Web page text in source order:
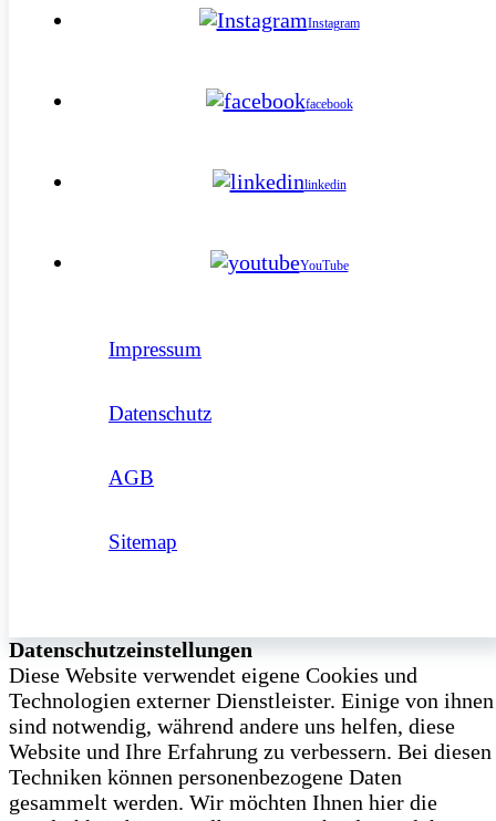
Instagram
facebook
linkedin
YouTube
Impressum
Datenschutz
AGB
Sitemap
Datenschutzeinstellungen
Diese Website verwendet eigene Cookies und
Technologien externer Dienstleister. Einige von ihnen
sind notwendig, während andere uns helfen, diese
Website und Ihre Erfahrung zu verbessern. Bei diesen
Techniken können personenbezogene Daten
gesammelt werden. Wir möchten Ihnen hier die